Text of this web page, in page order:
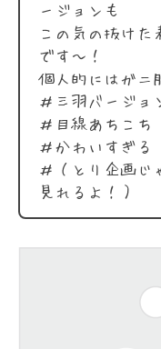
ージョンも
この気の抜けた
です〜！
個人的にはガニ
＃三羽バージョ
＃目線あちこち
＃かわいすぎる
＃（とり企画じ
見れるよ！）